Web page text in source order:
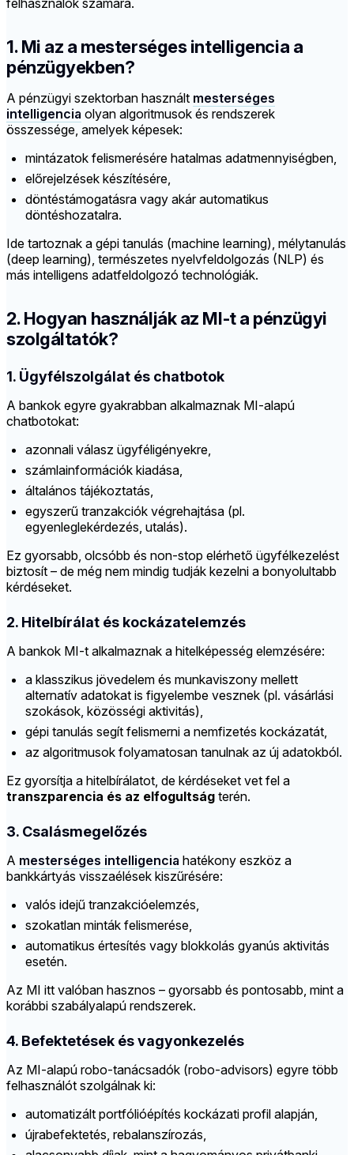
felhasználók számára.
1. Mi az a mesterséges intelligencia a
pénzügyekben?
A pénzügyi szektorban használt mesterséges
intelligencia olyan algoritmusok és rendszerek
összessége, amelyek képesek:
mintázatok felismerésére hatalmas adatmennyiségben,
előrejelzések készítésére,
döntéstámogatásra vagy akár automatikus
döntéshozatalra.
Ide tartoznak a gépi tanulás (machine learning), mélytanulás
(deep learning), természetes nyelvfeldolgozás (NLP) és
más intelligens adatfeldolgozó technológiák.
2. Hogyan használják az MI-t a pénzügyi
szolgáltatók?
1. Ügyfélszolgálat és chatbotok
A bankok egyre gyakrabban alkalmaznak MI-alapú
chatbotokat:
azonnali válasz ügyféligényekre,
számlainformációk kiadása,
általános tájékoztatás,
egyszerű tranzakciók végrehajtása (pl.
egyenleglekérdezés, utalás).
Ez gyorsabb, olcsóbb és non-stop elérhető ügyfélkezelést
biztosít – de még nem mindig tudják kezelni a bonyolultabb
kérdéseket.
2. Hitelbírálat és kockázatelemzés
A bankok MI-t alkalmaznak a hitelképesség elemzésére:
a klasszikus jövedelem és munkaviszony mellett
alternatív adatokat is figyelembe vesznek (pl. vásárlási
szokások, közösségi aktivitás),
gépi tanulás segít felismerni a nemfizetés kockázatát,
az algoritmusok folyamatosan tanulnak az új adatokból.
Ez gyorsítja a hitelbírálatot, de kérdéseket vet fel a
transzparencia és az elfogultság terén.
3. Csalásmegelőzés
A mesterséges intelligencia hatékony eszköz a
bankkártyás visszaélések kiszűrésére:
valós idejű tranzakcióelemzés,
szokatlan minták felismerése,
automatikus értesítés vagy blokkolás gyanús aktivitás
esetén.
Az MI itt valóban hasznos – gyorsabb és pontosabb, mint a
korábbi szabályalapú rendszerek.
4. Befektetések és vagyonkezelés
Az MI-alapú robo-tanácsadók (robo-advisors) egyre több
felhasználót szolgálnak ki:
automatizált portfólióépítés kockázati profil alapján,
újrabefektetés, rebalanszírozás,